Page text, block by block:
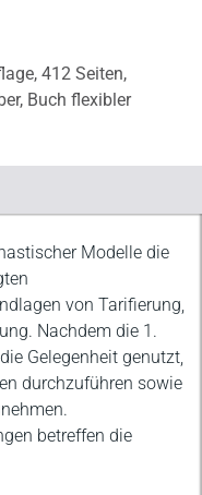
412 Seiten,
Buch flexibler
Modelle die
von Tarifierung,
Nachdem die 1.
Gelegenheit genutzt,
durchzuführen sowie
betreffen die